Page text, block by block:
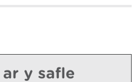
y safle